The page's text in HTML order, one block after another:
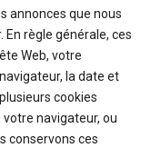
annonces que nous
règle générale, ces
Web, votre
la date et
cookies
navigateur, ou
conservons ces